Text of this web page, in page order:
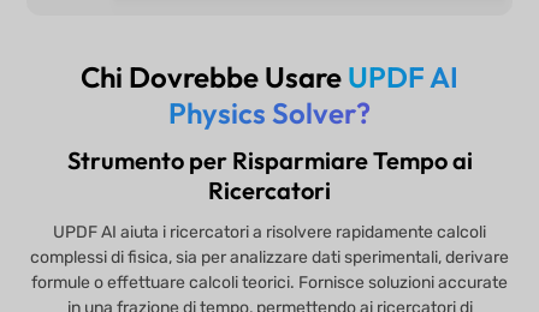
Chi Dovrebbe Usare UPDF AI
Physics Solver?
Strumento per Risparmiare Tempo ai
Ricercatori
UPDF AI aiuta i ricercatori a risolvere rapidamente calcoli
complessi di fisica, sia per analizzare dati sperimentali, derivare
formule o effettuare calcoli teorici. Fornisce soluzioni accurate
in una frazione di tempo, permettendo ai ricercatori di